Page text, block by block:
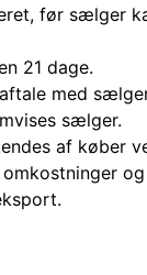
før sælger
21 dage.
aftale med
sælger.
af køber